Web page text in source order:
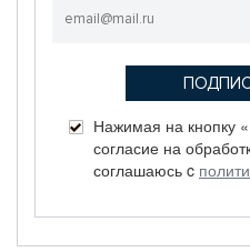
Нажимая на кнопку
согласие на
соглашаюсь c